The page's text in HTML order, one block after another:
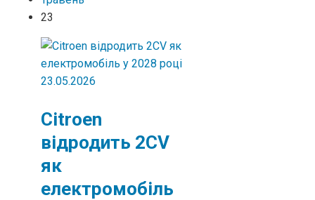
23
23.05.2026
Citroen
відродить 2CV
як
електромобіль